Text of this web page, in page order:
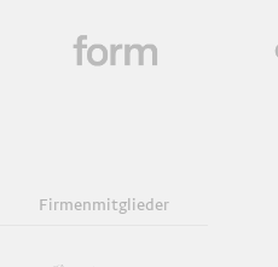
Firmenmitglieder